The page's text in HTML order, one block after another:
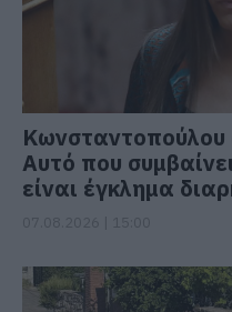
Αυτό που
είναι έγκλημα